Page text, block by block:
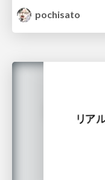
pochisato